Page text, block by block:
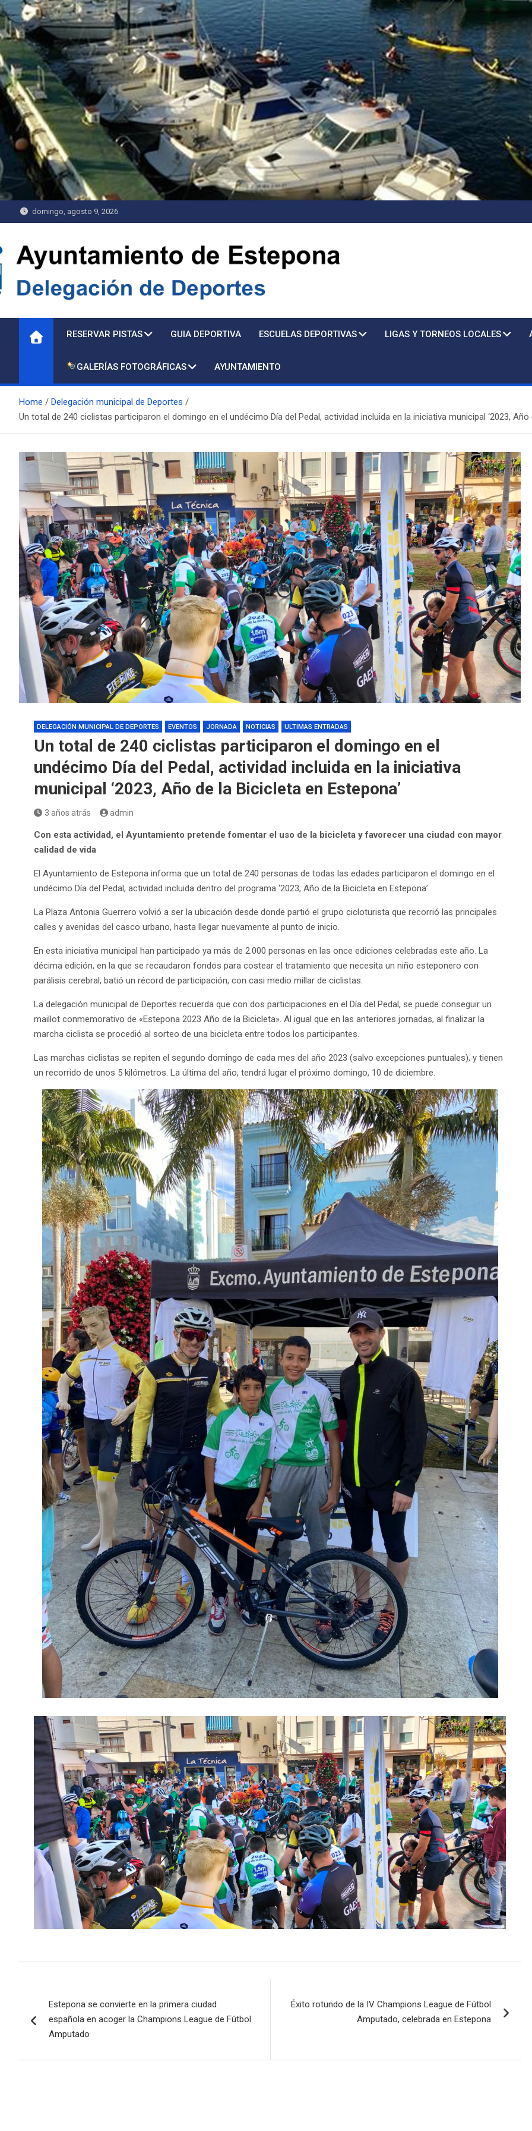
Saltar
al
contenido
domingo, agosto 9, 2026
Delegación de Deportes
RESERVAR PISTAS GUIA DEPORTIVA ESCUELAS DEPORTIVAS LIGAS Y TORNEOS LOCALES
GALERÍAS FOTOGRÁFICAS AYUNTAMIENTO
Home
Delegación municipal de Deportes
Un total de 240 ciclistas participaron el domingo en el undécimo Día del Pedal, actividad incluida en la iniciativa municipal ‘2023, Año
DELEGACIÓN MUNICIPAL DE DEPORTES EVENTOS JORNADA NOTICIAS ULTIMAS ENTRADAS
Un total de 240 ciclistas participaron el domingo en el
undécimo Día del Pedal, actividad incluida en la iniciativa
municipal ‘2023, Año de la Bicicleta en Estepona’
3 años atrás admin
Con esta actividad, el Ayuntamiento pretende fomentar el uso de la bicicleta y favorecer una ciudad con mayor
calidad de vida
El Ayuntamiento de Estepona informa que un total de 240 personas de todas las edades participaron el domingo en el
undécimo Día del Pedal, actividad incluida dentro del programa ‘2023, Año de la Bicicleta en Estepona’.
La Plaza Antonia Guerrero volvió a ser la ubicación desde donde partió el grupo cicloturista que recorrió las principales
calles y avenidas del casco urbano, hasta llegar nuevamente al punto de inicio.
En esta iniciativa municipal han participado ya más de 2.000 personas en las once ediciones celebradas este año. La
décima edición, en la que se recaudaron fondos para costear el tratamiento que necesita un niño esteponero con
parálisis cerebral, batió un récord de participación, con casi medio millar de ciclistas.
La delegación municipal de Deportes recuerda que con dos participaciones en el Día del Pedal, se puede conseguir un
maillot conmemorativo de «Estepona 2023 Año de la Bicicleta». Al igual que en las anteriores jornadas, al finalizar la
marcha ciclista se procedió al sorteo de una bicicleta entre todos los participantes.
Las marchas ciclistas se repiten el segundo domingo de cada mes del año 2023 (salvo excepciones puntuales), y tienen
un recorrido de unos 5 kilómetros. La última del año, tendrá lugar el próximo domingo, 10 de diciembre.
de
entradas
Estepona se convierte en la primera ciudad
española en acoger la Champions League de Fútbol
Amputado
Éxito rotundo de la IV Champions League de Fútbol
Amputado, celebrada en Estepona
Piscina
EDM 26-27 /
EDM 26-27 /